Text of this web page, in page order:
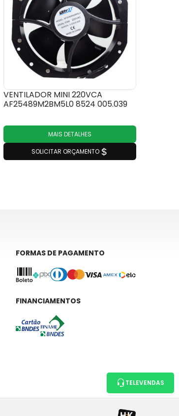
VENTILADOR MINI 220VCA
AF25489M2BM5L0 8524 005.039
MAIS DETALHES
SOLICITAR ORÇAMENTO
FORMAS DE PAGAMENTO
FINANCIAMENTOS
TELEVENDAS